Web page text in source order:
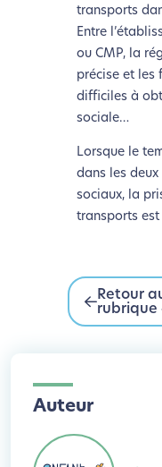
transports
Entre
ou CMP, la
précise et les
difficiles à
sociale…
Lorsque le
dans les
sociaux, la
transports est
Retour
rubrique
Auteur